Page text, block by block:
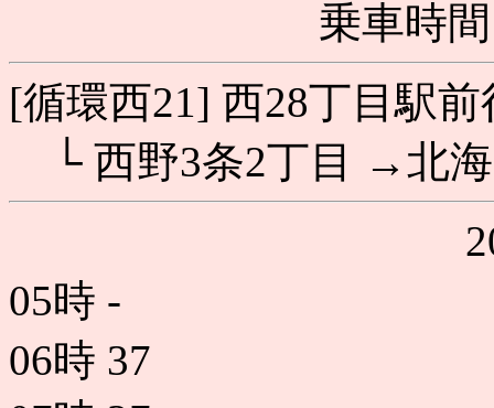
乗車時
[循環西21] 西28丁目駅
└ 西野3条2丁目 →北海
05時 -
06時 37